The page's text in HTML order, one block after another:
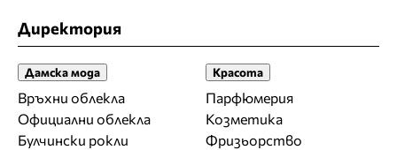
Директория
Дамска мода
Връхни облекла
Официални облекла
Булчински рокли
Красота
Парфюмерия
Козметика
Фризьорство